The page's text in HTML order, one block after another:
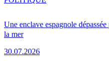
Une enclave espagnole
la mer
30.07.2026